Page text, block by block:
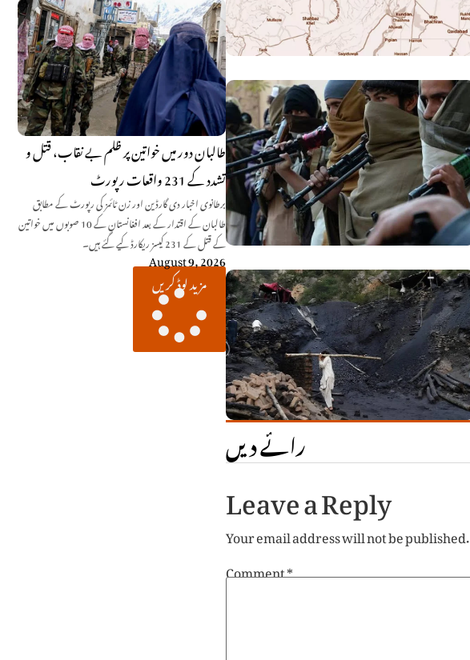
طالبان دور میں خواتین پر ظلم بے نقاب، قتل و
تشدد کے 231 واقعات رپورٹ
برطانوی اخبار دی گارڈین اور زن ٹائمز کی رپورٹ کے مطابق
طالبان کے اقتدار کے بعد افغانستان کے 10 صوبوں میں خواتین
کے قتل کے 231 کیسز ریکارڈ کیے گئے ہیں۔
August 9, 2026
مزید لوڈ کریں
رائے دیں
Leave a Reply
Your email address will not be published.
Comment*